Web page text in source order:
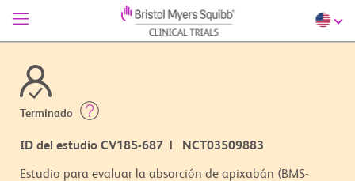
Terminado
ID del estudio CV185-687 | NCT03509883
Estudio para evaluar la absorción de apixabán (BMS-